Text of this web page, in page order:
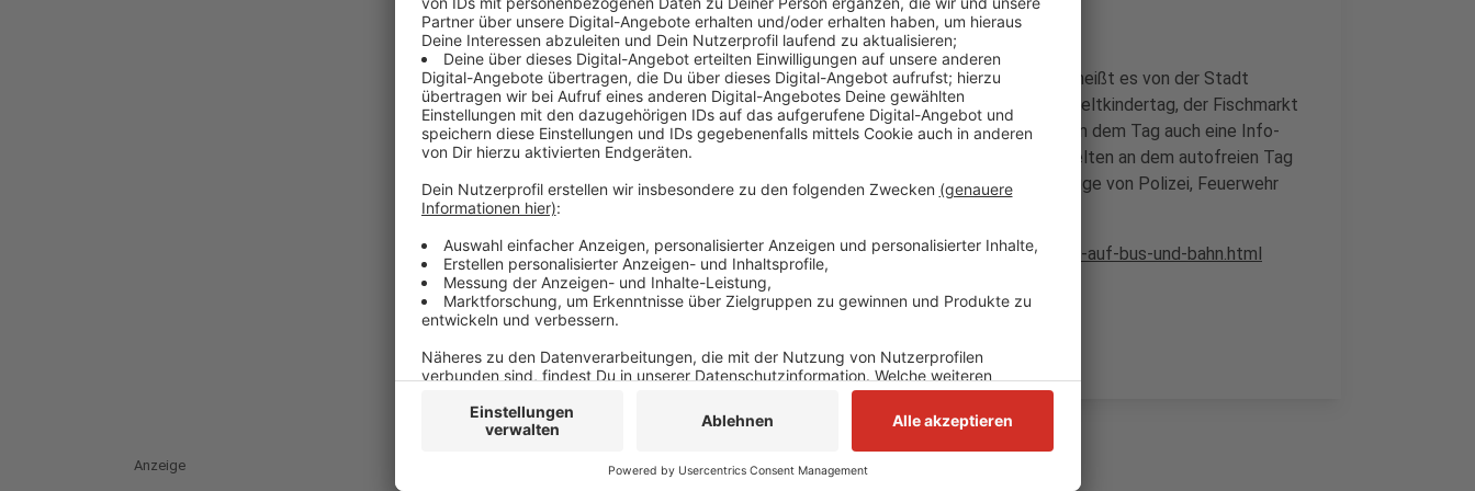
Der autofreie Tag soll ein Zeichen für nachhaltige Mobilität sein, heißt es von der Stadt
Düsseldorf. Anlass seien drei Veranstaltungen in der Stadt: Der Weltkindertag, der Fischmarkt
und das Hohe-Straße-Fest. Auf der Heinrich-Heine-Allee soll es an dem Tag auch eine Info-
Meile zum Thema Umwelt & Nachhaltigkeit geben. Ausnahmen gelten an dem autofreien Tag
zum Beispiel für Bewohner, Gewerbetreibende und Einsatzfahrzeuge von Polizei, Feuerwehr
Mehr Infos:https://www.duesseldorf.de/aktuelles/ich-steige-um-auf-bus-und-bahn.html
Anzeige
Anzeige